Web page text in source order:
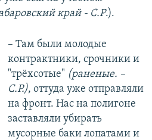
край - С.Р.).
– Там были молодые
контрактники, срочники и
"трёхсотые" (раненые. –
С.Р.), оттуда уже отправляли
на фронт. Нас на полигоне
заставляли убирать
мусорные баки лопатами и